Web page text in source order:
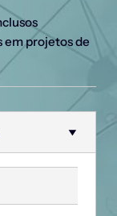
em projetos de